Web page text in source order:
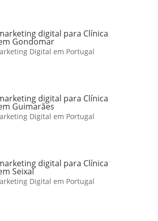
digital para Clínica
Gondomar
Digital em Portugal
digital para Clínica
Guimarães
Digital em Portugal
digital para Clínica
Seixal
Digital em Portugal